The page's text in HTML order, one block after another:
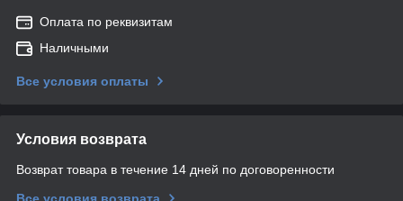
Оплата по реквизитам
Наличными
Все условия оплаты
Условия возврата
Возврат товара в течение 14 дней по договоренности